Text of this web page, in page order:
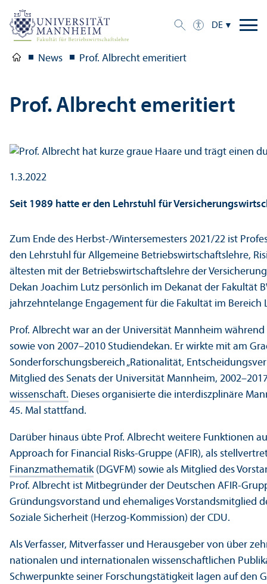
DE
News Prof. Albrecht emeritiert
Prof. Albrecht emeritiert
1.3.2022
Seit 1989 hatte er den Lehr­stuhl für
Zum Ende des Herbst-/Wintersemesters 2021/22 ist
den Lehr­stuhl für Allgemeine Betriebs­wirtschafts­lehre,
ältesten mit der Betriebs­wirtschafts­lehre der
Dekan Joachim Lutz persönlich im Dekanat der Fakultät
jahrzehntelange Engagement für die Fakultät im Bereich
Prof. Albrecht war an der Universität Mannheim
sowie von 2007–2010 Studien­dekan. Er wirkte mit am
Sonderforschungs­bereich „Rationalität,
Mitglied des Senats der Universität Mannheim,
wissenschaft. Dieses organisierte die interdiszplinäre
45. Mal stattfand.
Darüber hinaus übte Prof. Albrecht weitere Funktionen
Approach for Financial Risks-Gruppe (AFIR), als
Finanz­mathematik(DGVFM) sowie als Mitglied des
Prof. Albrecht ist Mitbegründer der Deutschen AFIR-
Gründungs­vorstand und ehemaliges Vorstands­mitglied
Soziale Sicherheit (Herzog-Kommission) der CDU.
Als Verfasser, Mitverfasser und Herausgeber von über
nationalen und internationalen wissenschaft­lichen
Schwerpunkte seiner Forschungs­tätigkeit lagen auf den